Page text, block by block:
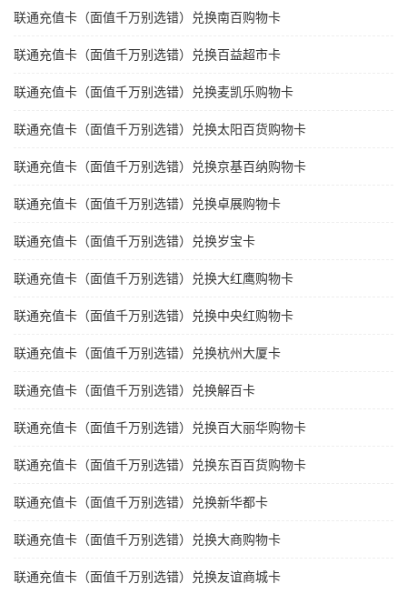
联通充值卡（面值千万别选错）兑换南百购物卡
联通充值卡（面值千万别选错）兑换百益超市卡
联通充值卡（面值千万别选错）兑换麦凯乐购物卡
联通充值卡（面值千万别选错）兑换太阳百货购物卡
联通充值卡（面值千万别选错）兑换京基百纳购物卡
联通充值卡（面值千万别选错）兑换卓展购物卡
联通充值卡（面值千万别选错）兑换岁宝卡
联通充值卡（面值千万别选错）兑换大红鹰购物卡
联通充值卡（面值千万别选错）兑换中央红购物卡
联通充值卡（面值千万别选错）兑换杭州大厦卡
联通充值卡（面值千万别选错）兑换解百卡
联通充值卡（面值千万别选错）兑换百大丽华购物卡
联通充值卡（面值千万别选错）兑换东百百货购物卡
联通充值卡（面值千万别选错）兑换新华都卡
联通充值卡（面值千万别选错）兑换大商购物卡
联通充值卡（面值千万别选错）兑换友谊商城卡